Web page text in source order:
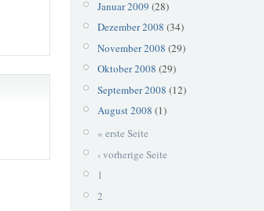
Januar 2009 (28)
Dezember 2008 (34)
November 2008 (29)
Oktober 2008 (29)
September 2008 (12)
August 2008 (1)
« erste Seite
‹ vorherige Seite
1
2